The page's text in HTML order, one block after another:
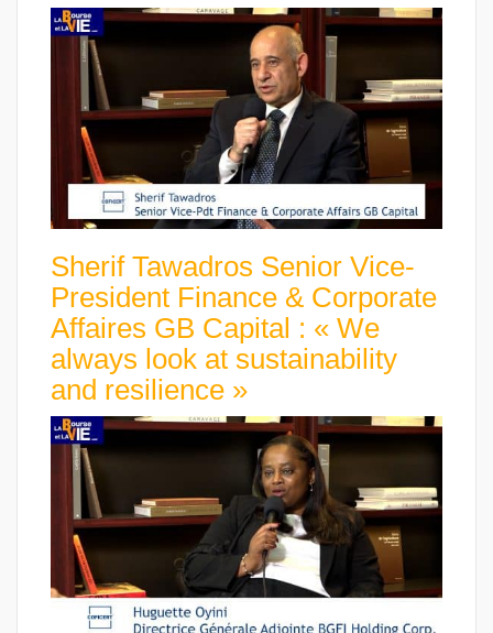
Sherif Tawadros Senior Vice-
President Finance & Corporate
Affaires GB Capital : « We
always look at sustainability
and resilience »